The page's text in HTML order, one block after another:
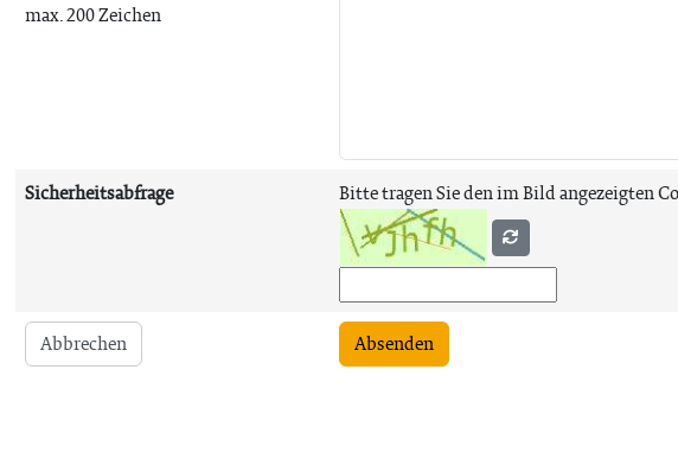
max. 200 Zeichen
Sicherheitsabfrage Bitte tragen Sie den im Bild angezeigten
Abbrechen Absenden